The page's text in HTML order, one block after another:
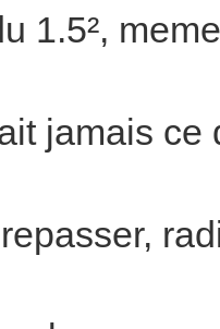
1.5²,
jamais